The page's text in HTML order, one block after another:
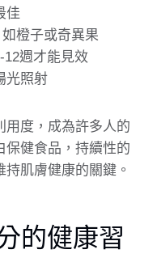
佳
橙子或奇異果
12週才能見效
光照射
用度，成為許多人的
保健食品，持續性的
肌膚健康的關鍵。
的健康習